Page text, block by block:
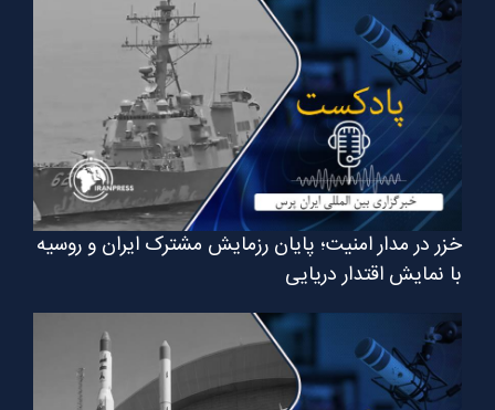
خزر در مدار امنیت؛ پایان رزمایش مشترک ایران و روسیه
با نمایش اقتدار دریایی